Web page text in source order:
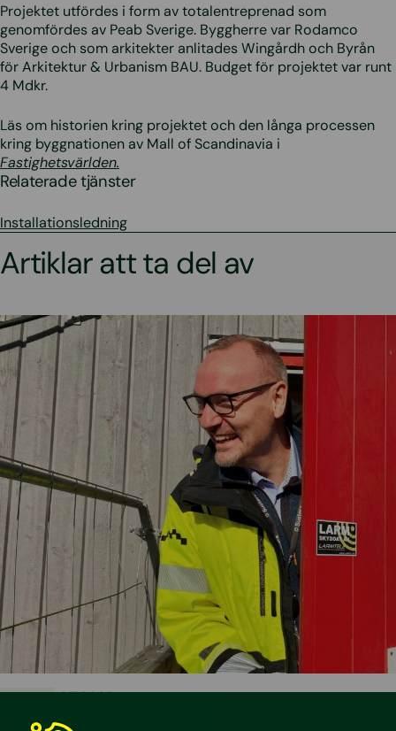
Projektet utfördes i form av totalentreprenad som
genomfördes av Peab Sverige. Byggherre var Rodamco
Sverige och som arkitekter anlitades Wingårdh och Byrån
för Arkitektur & Urbanism BAU. Budget för projektet var runt
4 Mdkr.
Läs om historien kring projektet och den långa processen
kring byggnationen av Mall of Scandinavia i
Fastighetsvärlden.
Relaterade tjänster
Installationsledning
Artiklar att ta del av
•3.7.2026